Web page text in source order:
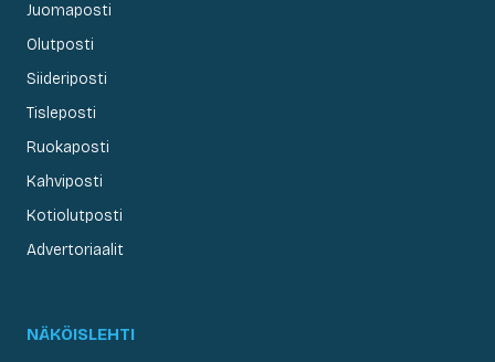
Juomaposti
Olutposti
Siideriposti
Tisleposti
Ruokaposti
Kahviposti
Kotiolutposti
Advertoriaalit
NÄKÖISLEHTI